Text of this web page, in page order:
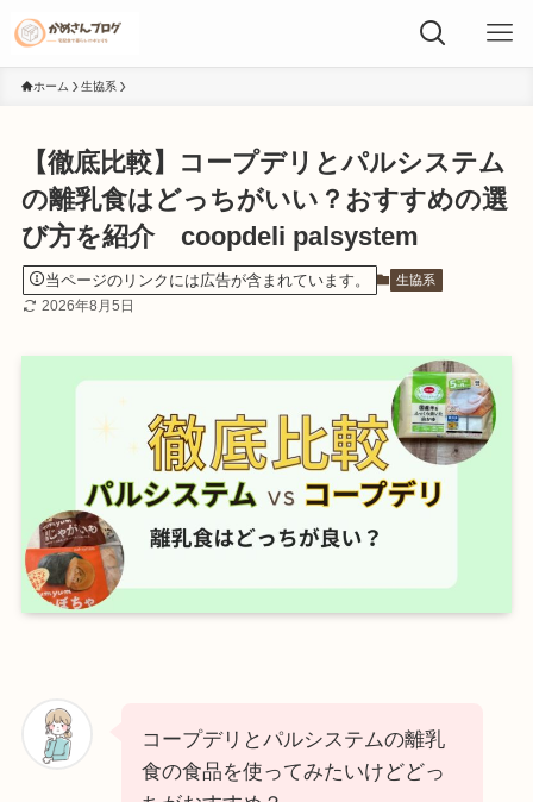
ホーム 生協系
【徹底比較】コープデリとパルシステム
の離乳食はどっちがいい？おすすめの選
び方を紹介 coopdeli palsystem
当ページのリンクには広告が含まれています。 生協系
2026年8月5日
コープデリとパルシステムの離乳
食の食品を使ってみたいけどどっ